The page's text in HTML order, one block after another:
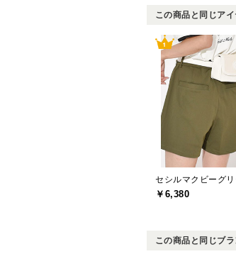
この商品と同じア
￥6,380
この商品と同じブ